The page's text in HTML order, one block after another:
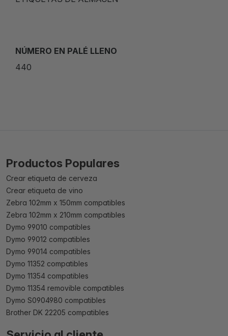
NÚMERO EN PALÉ LLENO
440
Productos Populares
Crear etiqueta de cerveza
Crear etiqueta de vino
Zebra 102mm x 150mm compatibles
Zebra 102mm x 210mm compatibles
Dymo 99010 compatibles
Dymo 99012 compatibles
Dymo 99014 compatibles
Dymo 11352 compatibles
Dymo 11354 compatibles
Dymo 11354 removible compatibles
Dymo S0904980 compatibles
Brother DK 22205 compatibles